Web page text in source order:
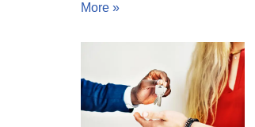
More »